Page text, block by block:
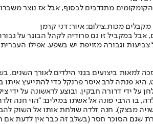
מתנדבים לבסוף, אבל אז נוצר
מכות,צילום: איור: דני קרמן
אבל במקביל זו גם פרודיה לקהל הבוגר על
וגבורה מזויפת יש בשפע. אפילו
היא פנתה לרב איסר פרנקל כדי להתייעץ
ידי דרורה חבקין, ובוצע לראשונה על ידי
בו הרבי פונה אל אשתו במילים: "הוי
מבצק). חנה זלדה שולחת אותו אל השוק
שגם הסוכר חסר (בשלב זה כבר אין לדעת